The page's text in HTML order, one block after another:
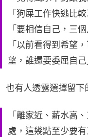
「狗屎工作快逃比較
「要相信自己，三
「以前看得到希望
望，誰還要委屈自己
也有人透露選擇留下
「離家近、薪水高
處，這幾點至少要有